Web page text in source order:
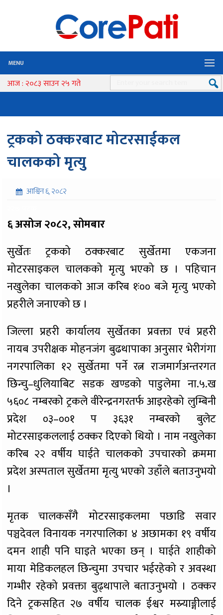
MENU
आज : २०८३ साउन २५ गते
ट्रकको ठक्करबाट मोटरसाईकल
चालकको मृत्यु
आश्विन ६, २०८२
६ असोज २०८२, सोमबार
सुर्खेतः ट्रकको ठक्करबाट सुर्खेतमा एकजना
मोटरसाइकल चालकको मृत्यु भएको छ । पहिचान
नखुलेका चालकको आज करिब १ः०० बजे मृत्यु भएको
प्रहरीले जनाएको छ ।
जिल्ला प्रहरी कार्यालय सुर्खेतका प्रवक्ता एवं प्रहरी
नायब उपरीक्षक मोहनजंग बुढथापाका अनुसार भेरीगंगा
नगरपालिका १२ सुर्खेतमा पर्ने रत्न राजमार्गअन्तरगत
छिन्चु–धुलियाबिट सडक खण्डको पाडुलेमा ना.५.ख
५६०८ नम्बरको ट्रकले वीरेन्द्रनगरतर्फ आइरहेको लुम्बिनी
प्रदेश ०३–००१ प ३६३१ नम्बरको बुलेट
मोटरसाइकललाई ठक्कर दिएको थियो । नाम नखुलेका
करिब २२ वर्षीय घाईते चालकको उपचारको क्रममा
प्रदेश अस्पताल सुर्खेतमा मृत्यु भएको उहाँले बताउनुभयो
।
मृतक चालकसँगै मोटरसाइकलमा पछाडि सवार
पञ्चदेवल विनायक नगरपालिका ४ अछामका १९ वर्षीय
दमन शाही पनि घाइते भएका छन् । घाईते शाहीको
माया मेडिकलहल छिन्चुमा उपचार भईरहेको र अवस्था
गम्भीर रहेको प्रवक्ता बुढ्थापाले बताउनुभयो । ठक्कर
दिने ट्रकसहित २७ वर्षीय चालक ईश्वर मस्र्याङ्गीलाई